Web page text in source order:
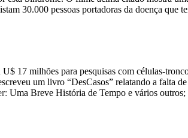
30.000 pessoas portadoras da doença que
17 milhões para pesquisas com células-
um livro “DesCasos” relatando a falta
Uma Breve História de Tempo e vários